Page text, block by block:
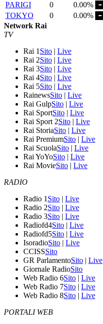
PARIGI
0
0.00%
TOKYO
0
0.00%
Network Rai
TV
Rai 1 Sito | Live
Rai 2Sito | Live
Rai 3Sito | Live
Rai 4Sito | Live
Rai 5Sito | Live
RainewsSito | Live
Rai GulpSito | Live
Rai SportSito | Live
Rai Sport 2Sito | Live
Rai StoriaSito | Live
Rai PremiumSito | Live
Rai ScuolaSito | Live
Rai YoYoSito | Live
Rai MovieSito | Live
RADIO
Radio 1 Sito | Live
Radio 2Sito | Live
Radio 3Sito | Live
Radiofd4Sito | Live
Radiofd5Sito | Live
IsoradioSito | Live
CCISSSito
GR ParlamentoSito | Live
Giornale RadioSito
Web Radio 6Sito | Live
Web Radio 7Sito | Live
Web Radio 8Sito | Live
PORTALI WEB